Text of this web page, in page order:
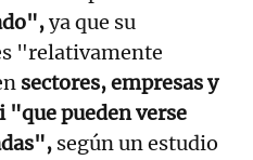
ya que su
"relativamente
sectores, empresas y
"que pueden verse
según un estudio